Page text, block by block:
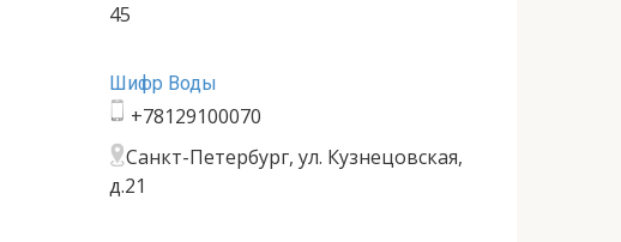
45
Шифр Воды
+78129100070
Санкт-Петербург, ул. Кузнецовская,
д.21